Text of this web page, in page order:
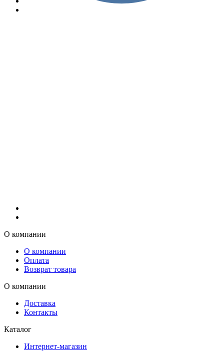
О компании
О компании
Оплата
Возврат товара
О компании
Доставка
Контакты
Каталог
Интернет-магазин